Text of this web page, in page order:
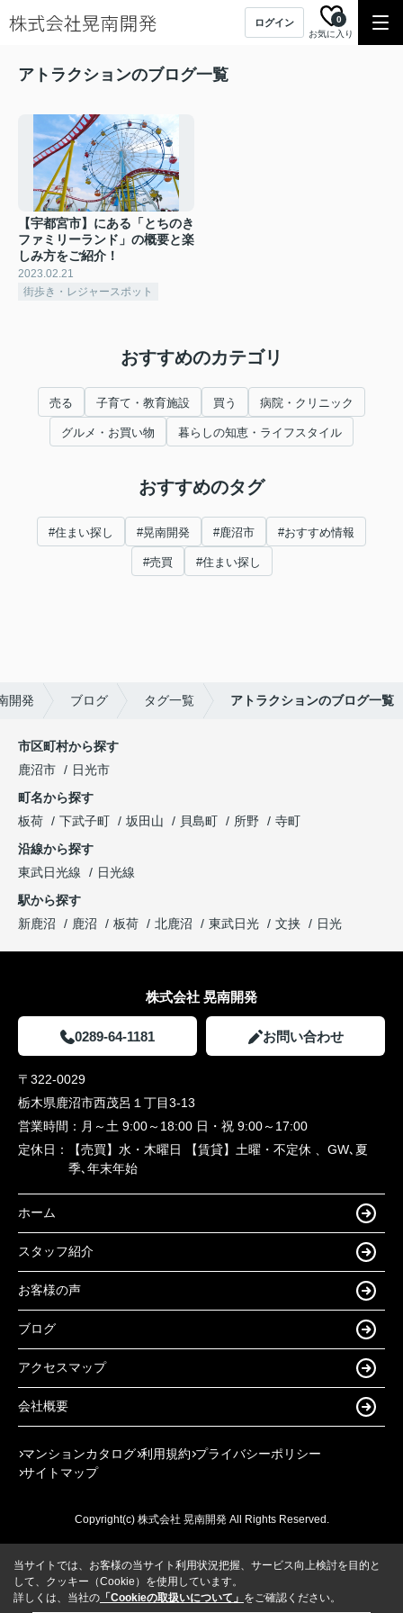
ログイン
お気に入り
0
アトラクションのブログ一覧
【宇都宮市】にある「とちのき
ファミリーランド」の概要と楽
しみ方をご紹介！
2023.02.21
街歩き・レジャースポット
おすすめのカテゴリ
売る 子育て・教育施設 買う 病院・クリニック
グルメ・お買い物 暮らしの知恵・ライフスタイル
おすすめのタグ
#住まい探し #晃南開発 #鹿沼市 #おすすめ情報
#売買 #住まい探し
開発 ブログ タグ一覧 アトラクションのブログ一覧
市区町村から探す
鹿沼市
日光市
町名から探す
板荷
下武子町 坂田山 貝島町 所野
寺町
沿線から探す
東武日光線
日光線
駅から探す
新鹿沼
鹿沼 板荷 北鹿沼 東武日光 文挟 日光
株式会社 晃南開発
0289-64-1181 お問い合わせ
〒322-0029
栃木県鹿沼市西茂呂１丁目3-13
営業時間： 月～土 9:00～18:00 日・祝 9:00～17:00
定休日：
【売買】水・木曜日 【賃貸】土曜・不定休 、GW､夏
季､年末年始
ホーム
スタッフ紹介
お客様の声
ブログ
アクセスマップ
会社概要
マンションカタログ 利用規約 プライバシーポリシー
サイトマップ
Copyright(c) 株式会社 晃南開発 All Rights Reserved.
当サイトでは、お客様の当サイト利用状況把握、サービス向上検討を目的と
して、クッキー（Cookie）を使用しています。
詳しくは、当社の 「Cookieの取扱いについて」 をご確認ください。